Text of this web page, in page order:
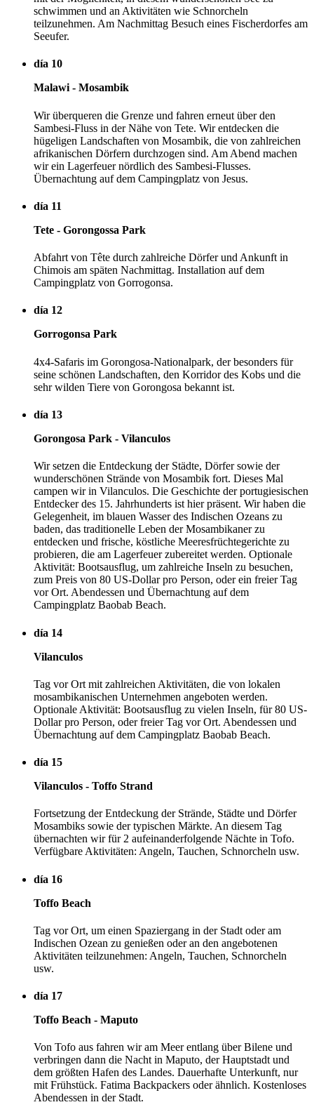
schwimmen und an Aktivitäten wie Schnorcheln
teilzunehmen. Am Nachmittag Besuch eines Fischerdorfes am
Seeufer.
día 10
Malawi - Mosambik
Wir überqueren die Grenze und fahren erneut über den
Sambesi-Fluss in der Nähe von Tete. Wir entdecken die
hügeligen Landschaften von Mosambik, die von zahlreichen
afrikanischen Dörfern durchzogen sind. Am Abend machen
wir ein Lagerfeuer nördlich des Sambesi-Flusses.
Übernachtung auf dem Campingplatz von Jesus.
día 11
Tete - Gorongossa Park
Abfahrt von Tête durch zahlreiche Dörfer und Ankunft in
Chimois am späten Nachmittag. Installation auf dem
Campingplatz von Gorrogonsa.
día 12
Gorrogonsa Park
4x4-Safaris im Gorongosa-Nationalpark, der besonders für
seine schönen Landschaften, den Korridor des Kobs und die
sehr wilden Tiere von Gorongosa bekannt ist.
día 13
Gorongosa Park - Vilanculos
Wir setzen die Entdeckung der Städte, Dörfer sowie der
wunderschönen Strände von Mosambik fort. Dieses Mal
campen wir in Vilanculos. Die Geschichte der portugiesischen
Entdecker des 15. Jahrhunderts ist hier präsent. Wir haben die
Gelegenheit, im blauen Wasser des Indischen Ozeans zu
baden, das traditionelle Leben der Mosambikaner zu
entdecken und frische, köstliche Meeresfrüchtegerichte zu
probieren, die am Lagerfeuer zubereitet werden. Optionale
Aktivität: Bootsausflug, um zahlreiche Inseln zu besuchen,
zum Preis von 80 US-Dollar pro Person, oder ein freier Tag
vor Ort. Abendessen und Übernachtung auf dem
Campingplatz Baobab Beach.
día 14
Vilanculos
Tag vor Ort mit zahlreichen Aktivitäten, die von lokalen
mosambikanischen Unternehmen angeboten werden.
Optionale Aktivität: Bootsausflug zu vielen Inseln, für 80 US-
Dollar pro Person, oder freier Tag vor Ort. Abendessen und
Übernachtung auf dem Campingplatz Baobab Beach.
día 15
Vilanculos - Toffo Strand
Fortsetzung der Entdeckung der Strände, Städte und Dörfer
Mosambiks sowie der typischen Märkte. An diesem Tag
übernachten wir für 2 aufeinanderfolgende Nächte in Tofo.
Verfügbare Aktivitäten: Angeln, Tauchen, Schnorcheln usw.
día 16
Toffo Beach
Tag vor Ort, um einen Spaziergang in der Stadt oder am
Indischen Ozean zu genießen oder an den angebotenen
Aktivitäten teilzunehmen: Angeln, Tauchen, Schnorcheln
usw.
día 17
Toffo Beach - Maputo
Von Tofo aus fahren wir am Meer entlang über Bilene und
verbringen dann die Nacht in Maputo, der Hauptstadt und
dem größten Hafen des Landes. Dauerhafte Unterkunft, nur
mit Frühstück. Fatima Backpackers oder ähnlich. Kostenloses
Abendessen in der Stadt.